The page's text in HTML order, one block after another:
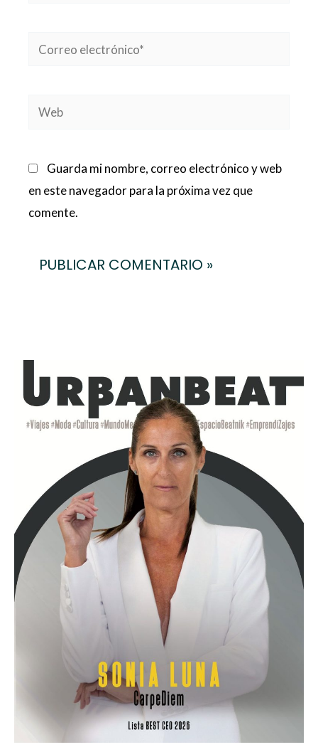
Correo
Web
Guarda mi nombre, correo electrónico y web
en este navegador para la próxima vez que
comente.